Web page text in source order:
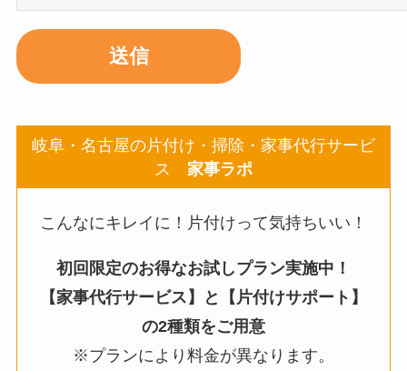
岐阜・名古屋の片付け・掃除・家事代行サービ
ス
家事ラポ
こんなにキレイに！片付けって気持ちいい！
初回限定のお得なお試しプラン実施中！
【家事代行サービス】と【片付けサポート】
の2種類をご用意
※プランにより料金が異なります。